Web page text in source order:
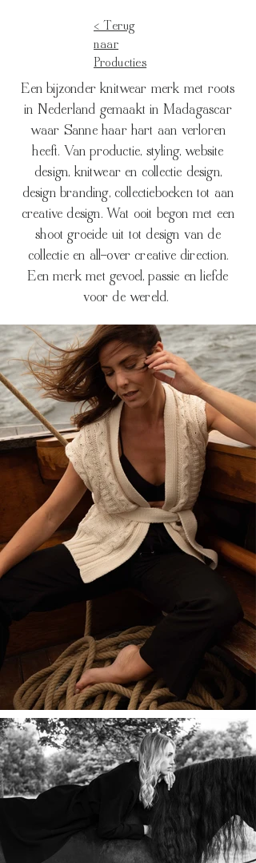
< Terug
naar
Producties
Een bijzonder knitwear merk met roots
in Nederland gemaakt in Madagascar
waar Sanne haar hart aan verloren
heeft. Van productie, styling, website
design, knitwear en collectie design,
design branding, collectieboeken tot aan
creative design. Wat ooit begon met een
shoot groeide uit tot design van de
collectie en all-over creative direction.
Een merk met gevoel, passie en liefde
voor de wereld.